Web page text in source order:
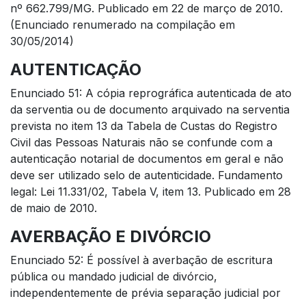
nº 662.799/MG. Publicado em 22 de março de 2010.
(Enunciado renumerado na compilação em
30/05/2014)
AUTENTICAÇÃO
Enunciado 51: A cópia reprográfica autenticada de ato
da serventia ou de documento arquivado na serventia
prevista no item 13 da Tabela de Custas do Registro
Civil das Pessoas Naturais não se confunde com a
autenticação notarial de documentos em geral e não
deve ser utilizado selo de autenticidade. Fundamento
legal: Lei 11.331/02, Tabela V, item 13. Publicado em 28
de maio de 2010.
AVERBAÇÃO E DIVÓRCIO
Enunciado 52: É possível à averbação de escritura
pública ou mandado judicial de divórcio,
independentemente de prévia separação judicial por